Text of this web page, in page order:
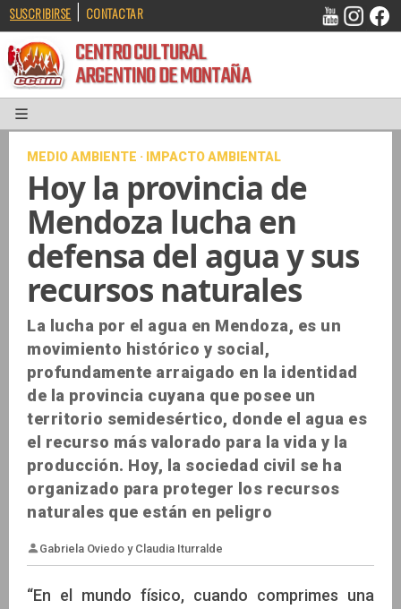
SUSCRIBIRSE | CONTACTAR
CENTRO CULTURAL
ARGENTINO DE MONTAÑA
MEDIO AMBIENTE · IMPACTO AMBIENTAL
Hoy la provincia de
Mendoza lucha en
defensa del agua y sus
recursos naturales
La lucha por el agua en Mendoza, es un
movimiento histórico y social,
profundamente arraigado en la identidad
de la provincia cuyana que posee un
territorio semidesértico, donde el agua es
el recurso más valorado para la vida y la
producción. Hoy, la sociedad civil se ha
organizado para proteger los recursos
naturales que están en peligro
“En el mundo físico, cuando comprimes una